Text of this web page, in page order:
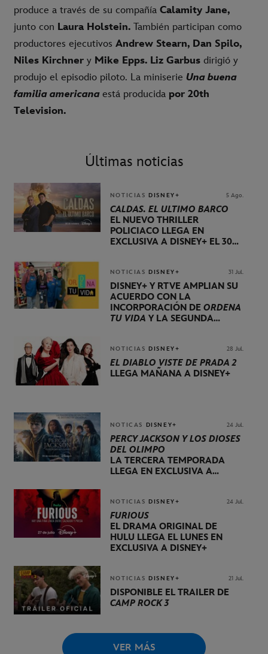
produce a través de su compañía Calamity Jane,
junto con Laura Holstein. También participan como
productores ejecutivos Andrew Stearn, Dan Spilo,
Niles Kirchner y Mike Epps. Liz Garbus dirigió y
produjo el episodio piloto. La miniserie Una buena
familia americana está producida por 20th
Television.
Últimas noticias
NOTICIAS DISNEY+ 5 Ago.
CALDAS. EL ÚLTIMO BARCO
EL NUEVO THRILLER
POLICIACO LLEGA EN
EXCLUSIVA A DISNEY+ EL 30
NOTICIAS DISNEY+ 31 Jul.
DISNEY+ Y RTVE AMPLÍAN SU
ACUERDO CON LA
INCORPORACIÓN DE ORDENA
TU VIDA Y LA SEGUNDA
NOTICIAS DISNEY+ 28 Jul.
EL DIABLO VISTE DE PRADA 2
LLEGA MAÑANA A DISNEY+
NOTICAS DISNEY+ 24 Jul.
PERCY JACKSON Y LOS DIOSES
DEL OLIMPO
LA TERCERA TEMPORADA
LLEGA EN EXCLUSIVA A
NOTICIAS DISNEY+ 24 Jul.
FURIOUS
EL DRAMA ORIGINAL DE
HULU LLEGA EL LUNES EN
EXCLUSIVA A DISNEY+
NOTICIAS DISNEY+ 21 Jul.
DISPONIBLE EL TRÁILER DE
CAMP ROCK 3
VER MÁS